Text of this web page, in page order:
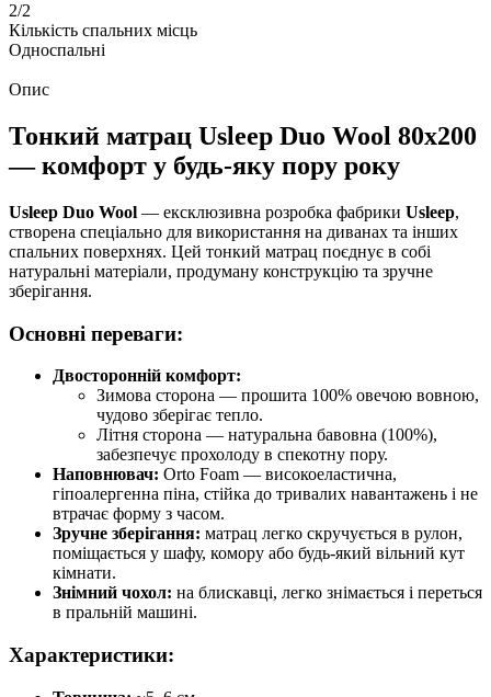
2/2
Кількість спальних місць
Односпальні
Опис
Тонкий матрац Usleep Duo Wool 80х200
— комфорт у будь-яку пору року
Usleep Duo Wool — ексклюзивна розробка фабрики Usleep,
створена спеціально для використання на диванах та інших
спальних поверхнях. Цей тонкий матрац поєднує в собі
натуральні матеріали, продуману конструкцію та зручне
зберігання.
Основні переваги:
Двосторонній комфорт:
Зимова сторона — прошита 100% овечою вовною,
чудово зберігає тепло.
Літня сторона — натуральна бавовна (100%),
забезпечує прохолоду в спекотну пору.
Наповнювач: Orto Foam — високоеластична,
гіпоалергенна піна, стійка до тривалих навантажень і не
втрачає форму з часом.
Зручне зберігання: матрац легко скручується в рулон,
поміщається у шафу, комору або будь-який вільний кут
кімнати.
Знімний чохол: на блискавці, легко знімається і переться
в пральній машині.
Характеристики: